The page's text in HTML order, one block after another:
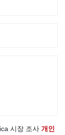
시장 조사개인